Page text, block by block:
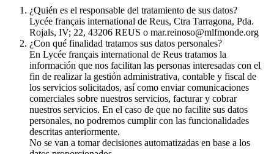
¿Quién es el responsable del tratamiento de sus datos?
Lycée français international de Reus, Ctra Tarragona, Pda.
Rojals, IV; 22, 43206 REUS o mar.reinoso@mlfmonde.org
¿Con qué finalidad tratamos sus datos personales?
En Lycée français international de Reus tratamos la
información que nos facilitan las personas interesadas con el
fin de realizar la gestión administrativa, contable y fiscal de
los servicios solicitados, así como enviar comunicaciones
comerciales sobre nuestros servicios, facturar y cobrar
nuestros servicios. En el caso de que no facilite sus datos
personales, no podremos cumplir con las funcionalidades
descritas anteriormente.
No se van a tomar decisiones automatizadas en base a los